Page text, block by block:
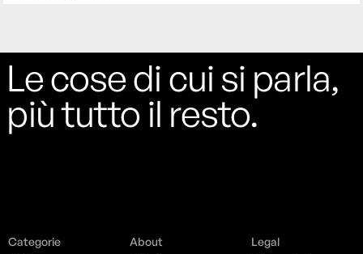
Le cose di cui si parla,
più tutto il resto.
Categorie
About
Legal